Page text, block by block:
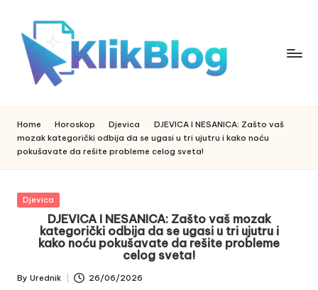
content
li
b
l
o
g
Home Horoskop Djevica
DJEVICA I NESANICA: Zašto vaš
mozak kategorički odbija da se ugasi u tri ujutru i kako noću
pokušavate da rešite probleme celog sveta!
Posted
Djevica
DJEVICA I NESANICA: Zašto vaš mozak
kategorički odbija da se ugasi u tri ujutru i
kako noću pokušavate da rešite probleme
celog sveta!
Posted
By Urednik 26/06/2026